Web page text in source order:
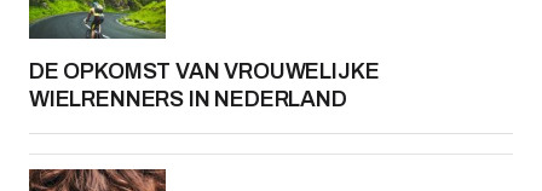
DE OPKOMST VAN VROUWELIJKE
WIELRENNERS IN NEDERLAND